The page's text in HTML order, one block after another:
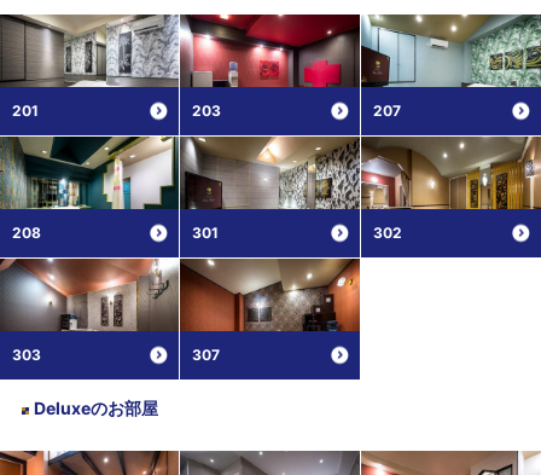
201 203 207
208 301 302
303 307
Deluxeのお部屋